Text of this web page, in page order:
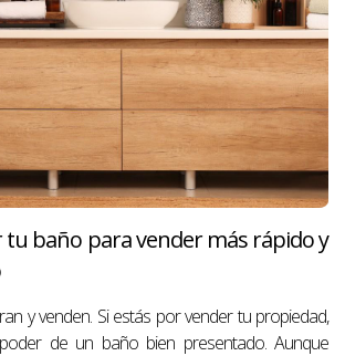
tu baño para vender más rápido y
y venden. Si estás por vender tu propiedad,
de un baño bien presentado. Aunque